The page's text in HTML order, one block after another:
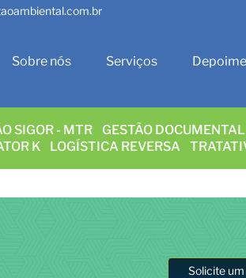
Sobre nós Serviços
SIGOR - MTR GESTÃO
K LOGÍSTICA REVERSA
Solicite